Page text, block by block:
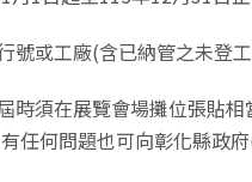
號或工廠(含已納管之未登
時須在展覽會場攤位張貼
有任何問題也可向彰化縣政